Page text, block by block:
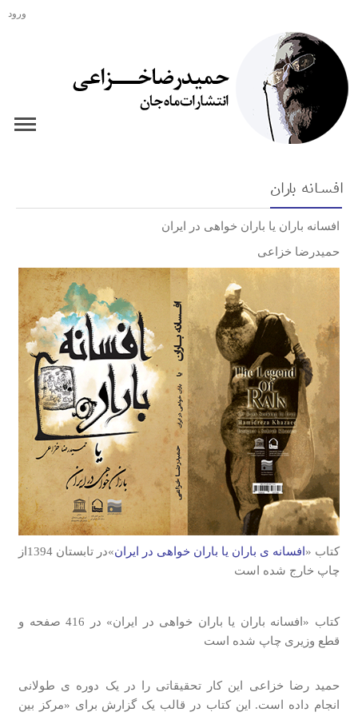
ورود
افسانه باران
افسانه باران یا باران خواهی در ایران
حمیدرضا خزاعی
کتاب «افسانه ی باران یا باران خواهی در ایران
»در تابستان 1394از
چاپ خارج شده است
کتاب «افسانه باران یا باران خواهی در ایران» در 416 صفحه و
قطع وزیری چاپ شده است
حمید رضا خزاعی این کار تحقیقاتی را در یک دوره ی طولانی
انجام داده است. این کتاب در قالب یک گزارش برای «مرکز بین